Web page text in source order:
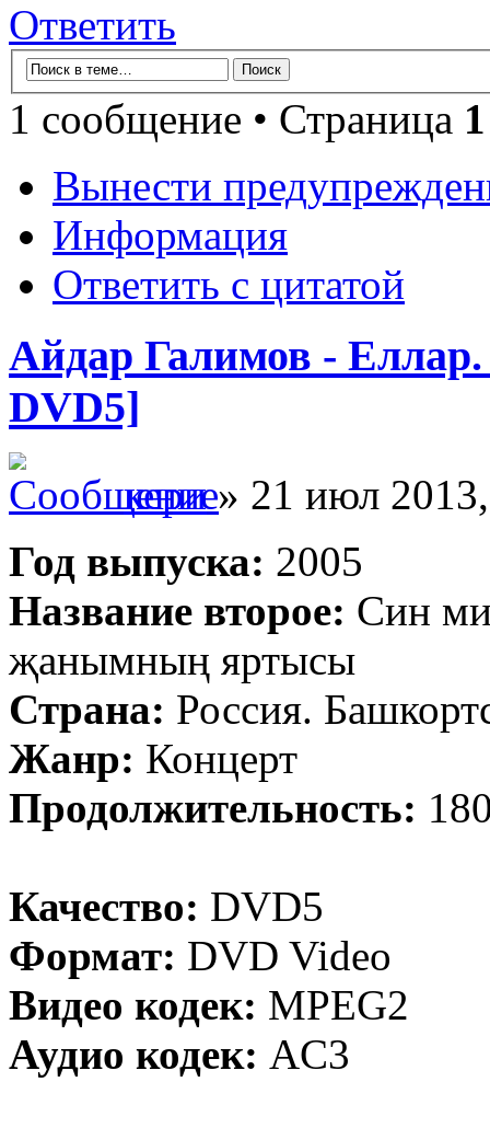
Ответить
1 сообщение • Страница 1
Вынести
Информация
Ответить с цитатой
Айдар Галимов -
DVD5]
кери» 21 июл
Год выпуска: 2005
Название второе: Син
җанымның яртысы
Страна: Россия.
Жанр: Концерт
Продолжительность:
Качество: DVD5
Формат: DVD Video
Видео кодек: MPEG2
Аудио кодек: AC3